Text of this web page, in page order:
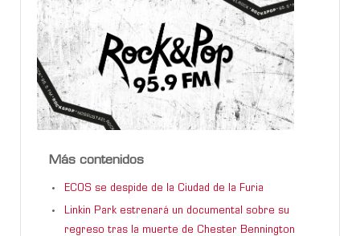
Más contenidos
ECOS se despide de la Ciudad de la Furia
Linkin Park estrenará un documental sobre su
regreso tras la muerte de Chester Bennington